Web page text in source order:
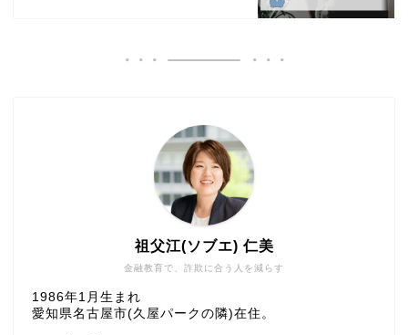
金融教育で、詐欺に合う人を減らす
祖父江(ソブエ) 仁美
1986年1月生まれ
愛知県名古屋市(久屋パークの隣)在住。